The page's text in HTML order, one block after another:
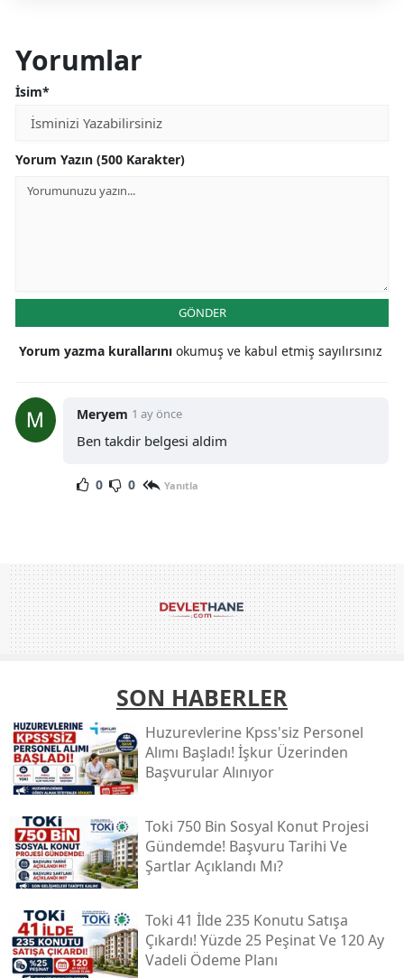
Yorumlar
İsim*
Yorum Yazın (500 Karakter)
GÖNDER
Yorum yazma kurallarını okumuş ve kabul etmiş sayılırsınız
Meryem 1 ay önce
Ben takdir belgesi aldim
0 0 Yanıtla
SON HABERLER
Huzurevlerine Kpss'siz Personel
Alımı Başladı! İşkur Üzerinden
Başvurular Alınıyor
Toki̇ 750 Bin Sosyal Konut Projesi
Gündemde! Başvuru Tarihi Ve
Şartlar Açıklandı Mı?
Toki̇ 41 İlde 235 Konutu Satışa
Çıkardı! Yüzde 25 Peşinat Ve 120 Ay
Vadeli Ödeme Planı